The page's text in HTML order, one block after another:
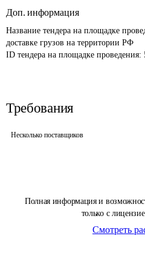
Полная информация и
только с
Смотреть
Доп. информация
Название тендера на площадке
доставке грузов на территории РФ
ID тендера на площадке проведения:
Требования
Несколько поставщиков